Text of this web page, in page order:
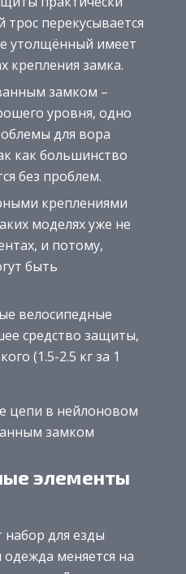
перекусывается
утолщённый имеет
крепления замка.
замком –
уровня, одно
для вора
как большинство
без проблем.
креплениями
моделях уже не
и потому,
быть
велосипедные
средство защиты,
(1.5-2.5 кг за 1
цепи в нейлоновом
замком
элементы
для езды
меняется на